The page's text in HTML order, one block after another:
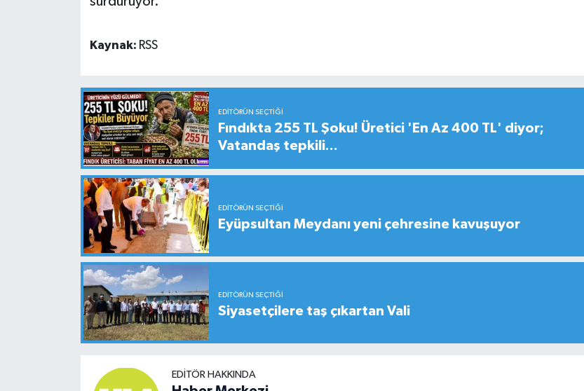
Kaynak: RSS
EDITÖRÜN SEÇTIĞI
Fındıkta 255 TL Şoku! Üretici 'En Az 400 TL' diyor;
Vatandaş tepkili...
EDITÖRÜN SEÇTIĞI
Eyüpsultan Meydanı yeni çehresine kavuşuyor
EDITÖRÜN SEÇTIĞI
Siyasetçilere taş çıkartan Vali
EDITÖR HAKKINDA